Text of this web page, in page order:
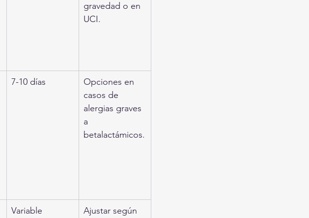
gravedad o en
UCI.
7-10 días
Opciones en
casos de
alergias graves
a
betalactámicos.
Variable
Ajustar según